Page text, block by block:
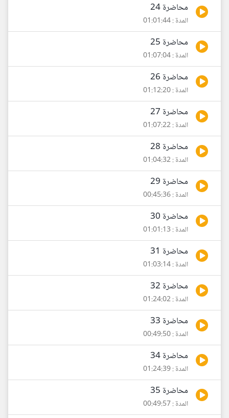
محاضرة 24
المدة : 01:01:44
محاضرة 25
المدة : 01:07:04
محاضرة 26
المدة : 01:12:20
محاضرة 27
المدة : 01:07:22
محاضرة 28
المدة : 01:04:32
محاضرة 29
المدة : 00:45:36
محاضرة 30
المدة : 01:01:13
محاضرة 31
المدة : 01:03:14
محاضرة 32
المدة : 01:24:02
محاضرة 33
المدة : 00:49:50
محاضرة 34
المدة : 01:24:39
محاضرة 35
المدة : 00:49:57